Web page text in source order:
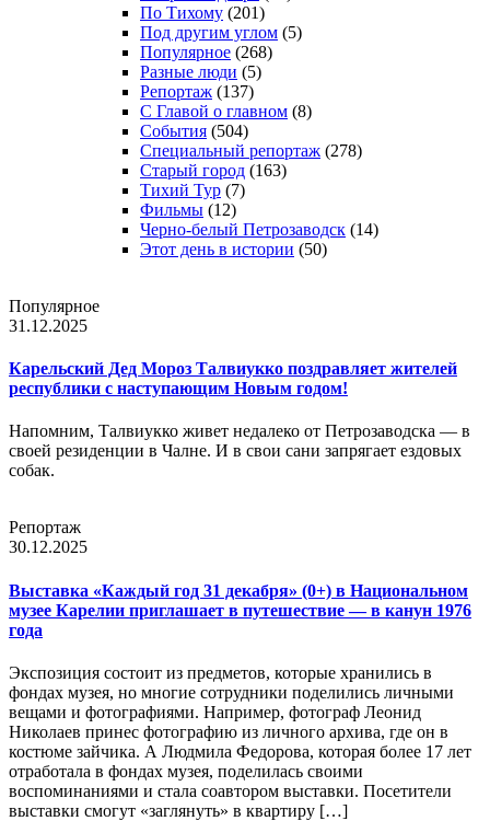
По Тихому (201)
Под другим углом (5)
Популярное (268)
Разные люди (5)
Репортаж (137)
С Главой о главном (8)
События (504)
Специальный репортаж (278)
Старый город (163)
Тихий Тур (7)
Фильмы (12)
Черно-белый Петрозаводск (14)
Этот день в истории (50)
Популярное
31.12.2025
Карельский Дед Мороз Талвиукко поздравляет жителей
республики с наступающим Новым годом!
Напомним, Талвиукко живет недалеко от Петрозаводска — в
своей резиденции в Чалне. И в свои сани запрягает ездовых
собак.
Репортаж
30.12.2025
Выставка «Каждый год 31 декабря» (0+) в Национальном
музее Карелии приглашает в путешествие — в канун 1976
года
Экспозиция состоит из предметов, которые хранились в
фондах музея, но многие сотрудники поделились личными
вещами и фотографиями. Например, фотограф Леонид
Николаев принес фотографию из личного архива, где он в
костюме зайчика. А Людмила Федорова, которая более 17 лет
отработала в фондах музея, поделилась своими
воспоминаниями и стала соавтором выставки. Посетители
выставки смогут «заглянуть» в квартиру […]